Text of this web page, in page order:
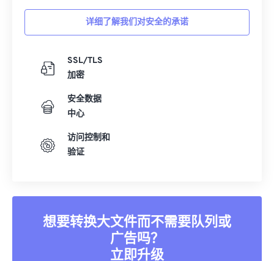
详细了解我们对安全的承诺
SSL/TLS
加密
安全数据
中心
访问控制和
验证
想要转换大文件而不需要队列或
广告吗？
立即升级